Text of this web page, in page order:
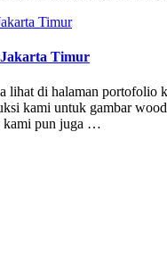
Jakarta Timur
lihat di halaman
kami untuk gambar
kami pun juga …